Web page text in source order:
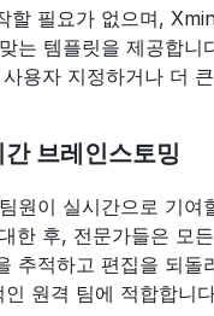
할 필요가 없으며,
는 템플릿을 제공합
용자 지정하거나 더
브레인스토밍
원이 실시간으로 기
한 후, 전문가들은 모
추적하고 편집을 되
원격 팀에 적합합니